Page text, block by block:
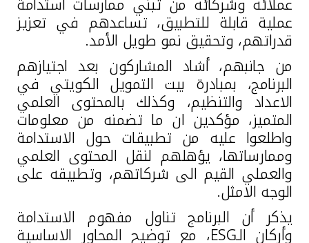
عملية قابلة للتطبيق، تساعدهم في تعزيز
قدراتهم، وتحقيق نمو طويل الأمد.
من جانبهم، أشاد المشاركون بعد اجتيازهم
البرنامج، بمبادرة بيت التمويل الكويتي في
الاعداد والتنظيم، وكذلك بالمحتوى العلمي
المتميز، مؤكدين ان ما تضمنه من معلومات
واطلعوا عليه من تطبيقات حول الاستدامة
وممارساتها، يؤهلهم لنقل المحتوى العلمي
والعملي القيم الى شركاتهم، وتطبيقه على
الوجه الامثل.
يذكر أن البرنامج تناول مفهوم الاستدامة
وأركان الـESG، مع توضيح المحاور الاساسية